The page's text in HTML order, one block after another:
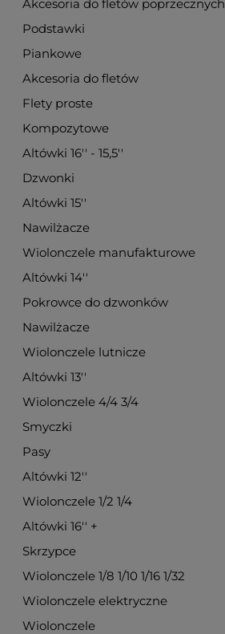
Akcesoria do fletów poprzecznych
Podstawki
Piankowe
Akcesoria do fletów
Flety proste
Kompozytowe
Altówki 16'' - 15,5''
Dzwonki
Altówki 15''
Nawilżacze
Wiolonczele manufakturowe
Altówki 14''
Pokrowce do dzwonków
Nawilżacze
Wiolonczele lutnicze
Altówki 13''
Wiolonczele 4/4 3/4
Smyczki
Pasy
Altówki 12''
Wiolonczele 1/2 1/4
Altówki 16'' +
Skrzypce
Wiolonczele 1/8 1/10 1/16 1/32
Wiolonczele elektryczne
Wiolonczele